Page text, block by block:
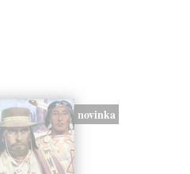
novinka